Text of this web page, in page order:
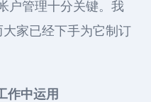
户管理十分关键。我
家已经下手为它制订
作中运用